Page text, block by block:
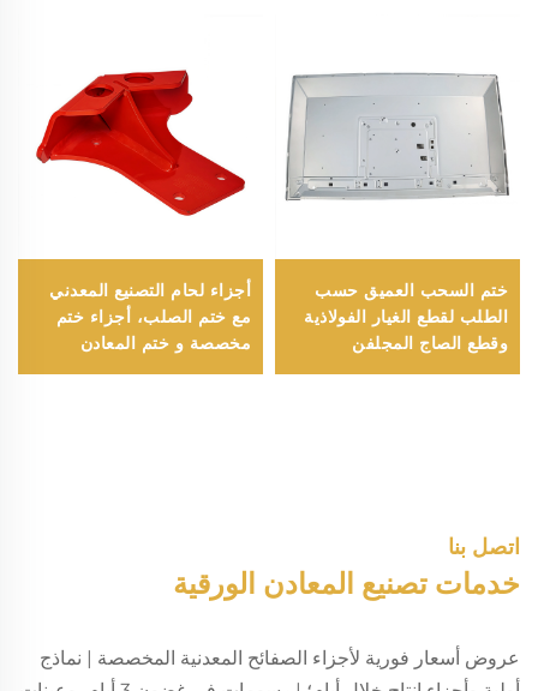
ختم السحب العميق حسب
الطلب لقطع الغيار الفولاذية
وقطع الصاج المجلفن
الملحومة
أجزاء لحام التصنيع المعدني
مع ختم الصلب، أجزاء ختم
مخصصة و ختم المعادن
الدقيقة في أجزاء معدنية
اتصل بنا
خدمات تصنيع المعادن الورقية
عروض أسعار فورية لأجزاء الصفائح المعدنية المخصصة | نماذج